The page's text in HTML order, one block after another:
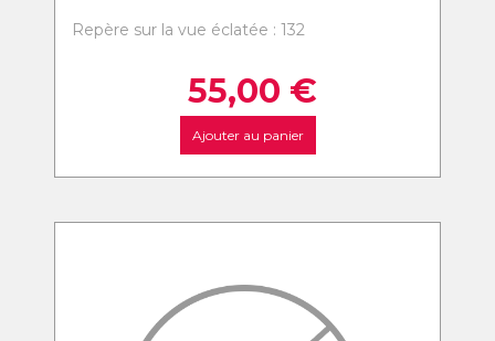
Repère sur la vue éclatée : 132
55,00 €
Ajouter au panier